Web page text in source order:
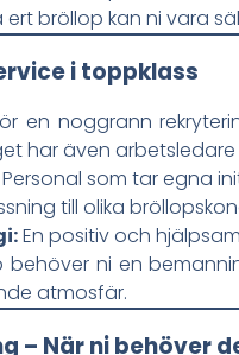
bröllop kan ni vara
i toppklass
en noggrann
har även
som tar egna
till olika
En positiv och
behöver ni en
atmosfär.
– När ni behöver